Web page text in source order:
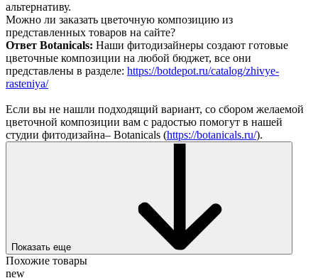
альтернативу.
Можно ли заказать цветочную композицию из
представленных товаров на сайте?
Ответ Botanicals: Наши фитодизайнеры создают готовые
цветочные композиции на любой бюджет, все они
представлены в разделе: https://botdepot.ru/catalog/zhivye-
rasteniya/
Если вы не нашли подходящий вариант, со сбором желаемой
цветочной композиции вам с радостью помогут в нашей
студии фитодизайна– Botanicals (https://botanicals.ru/).
Показать еще
Похожие товары
new